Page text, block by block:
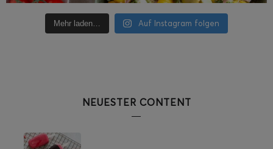
Mehr laden… Auf Instagram folgen
NEUESTER CONTENT